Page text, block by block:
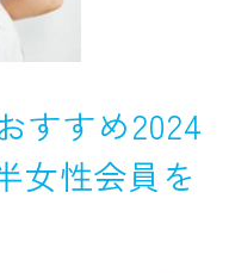
すすめ2024
女性会員を